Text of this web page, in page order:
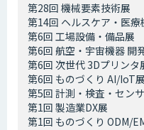
第28回 機械要素技術展
第14回 ヘルスケア・医療
第6回 工場設備・備品展
第6回 航空・宇宙機器 開
第6回 次世代 3Dプリンタ
第6回 ものづくり AI/IoT展
第5回 計測・検査・セン
第1回 製造業DX展
第1回 ものづくり ODM/